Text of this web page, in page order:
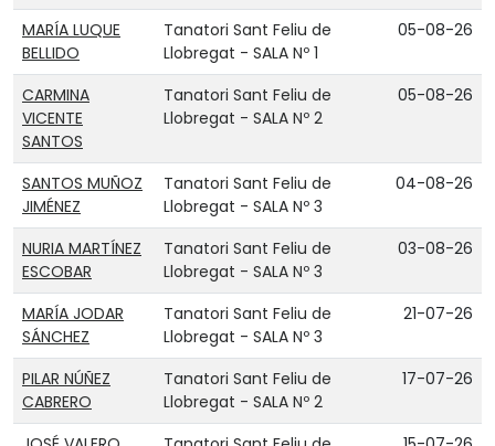
MARÍA LUQUE
BELLIDO
Tanatori Sant Feliu de
Llobregat - SALA Nº 1
05-08-26
CARMINA
VICENTE
SANTOS
Tanatori Sant Feliu de
Llobregat - SALA Nº 2
05-08-26
SANTOS MUÑOZ
JIMÉNEZ
Tanatori Sant Feliu de
Llobregat - SALA Nº 3
04-08-26
NURIA MARTÍNEZ
ESCOBAR
Tanatori Sant Feliu de
Llobregat - SALA Nº 3
03-08-26
MARÍA JODAR
SÁNCHEZ
Tanatori Sant Feliu de
Llobregat - SALA Nº 3
21-07-26
PILAR NÚÑEZ
CABRERO
Tanatori Sant Feliu de
Llobregat - SALA Nº 2
17-07-26